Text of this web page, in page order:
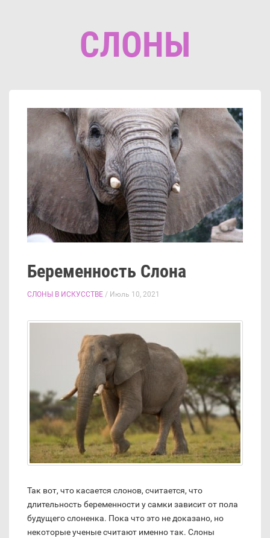
СЛОНЫ
Беременность Слона
СЛОНЫ В ИСКУССТВЕ / Июль 10, 2021
Так вот, что касается слонов, считается, что
длительность беременности у самки зависит от пола
будущего слоненка. Пока что это не доказано, но
некоторые ученые считают именно так. Слоны